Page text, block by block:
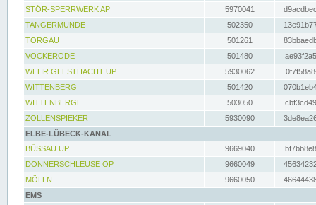
STÖR-SPERRWERK AP 5970041
TANGERMÜNDE
502350
TORGAU
501261
VOCKERODE
501480
WEHR GEESTHACHT UP
5930062
WITTENBERG
501420
WITTENBERGE
503050
ZOLLENSPIEKER
5930090
ELBE-LÜBECK-KANAL
BÜSSAU UP
9669040
DONNERSCHLEUSE OP
9660049
MÖLLN
9660050
EMS